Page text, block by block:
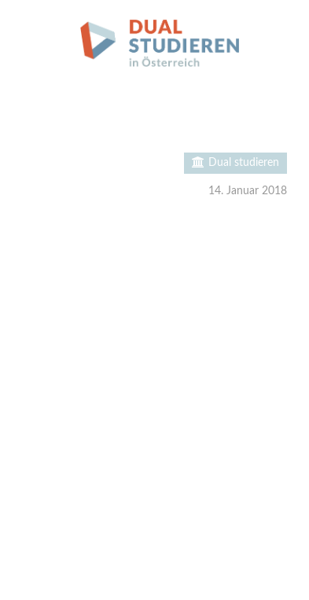
Dual studieren
14. Januar 2018